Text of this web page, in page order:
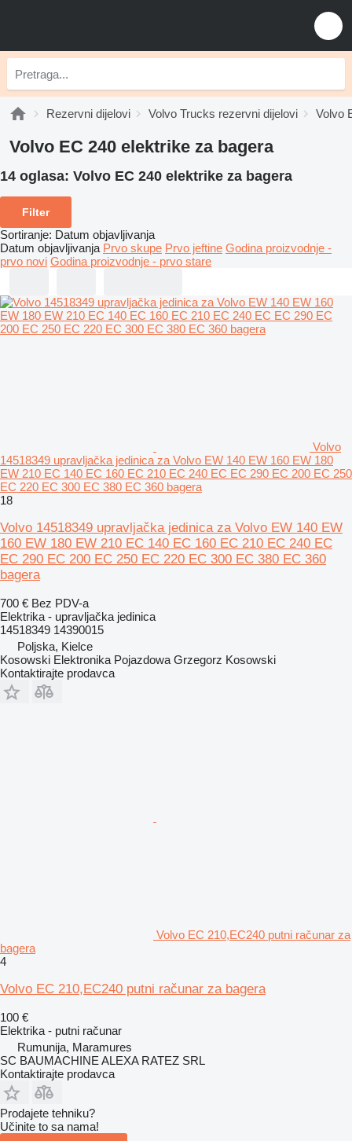
Rezervni dijelovi Volvo Trucks rezervni dijelovi Volvo
Volvo EC 240 elektrike za bagerа
14 oglasa: Volvo EC 240 elektrike za bagerа
Filter
Sortiranje: Datum objavljivanja
Datum objavljivanja Prvo skupe Prvo jeftine Godina proizvodnje -
prvo novi Godina proizvodnje - prvo stare
Volvo
14518349 upravljačka jedinica za Volvo EW 140 EW 160 EW 180
EW 210 EC 140 EC 160 EC 210 EC 240 EC EC 290 EC 200 EC 250
EC 220 EC 300 EC 380 EC 360 bagera
18
Volvo 14518349 upravljačka jedinica za Volvo EW 140 EW
160 EW 180 EW 210 EC 140 EC 160 EC 210 EC 240 EC
EC 290 EC 200 EC 250 EC 220 EC 300 EC 380 EC 360
bagera
700 € Bez PDV-a
Elektrika - upravljačka jedinica
14518349 14390015
Poljska, Kielce
Kosowski Elektronika Pojazdowa Grzegorz Kosowski
Kontaktirajte prodavca
Volvo EC 210,EC240 putni računar za
bagera
4
Volvo EC 210,EC240 putni računar za bagera
100 €
Elektrika - putni računar
Rumunija, Maramures
SC BAUMACHINE ALEXA RATEZ SRL
Kontaktirajte prodavca
Prodajete tehniku?
Učinite to sa nama!